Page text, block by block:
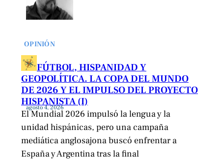
OPINIÓN
FÚTBOL, HISPANIDAD Y
GEOPOLÍTICA. LA COPA DEL MUNDO
DE 2026 Y EL IMPULSO DEL PROYECTO
HISPANISTA (I)
agosto 4, 2026
El Mundial 2026 impulsó la lengua y la
unidad hispánicas, pero una campaña
mediática anglosajona buscó enfrentar a
España y Argentina tras la final